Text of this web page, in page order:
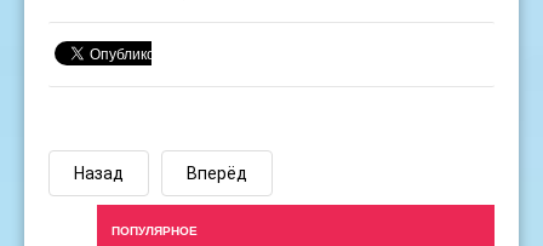
Назад Вперёд
ПОПУЛЯРНОЕ